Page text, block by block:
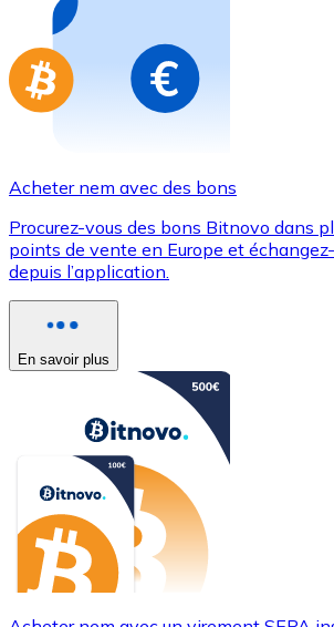
Aller à la boutique de cartes-
Acheter nem avec des bons
Procurez-vous des bons Bitnovo dans
points de vente en Europe et
depuis l’application.
En savoir plus